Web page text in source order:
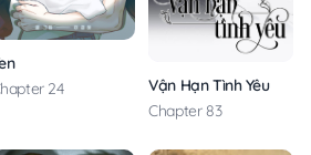
Kế, Tôi Bị Anh Ta Đưa Vào Trại Cải Tạo
24
Vận Hạn Tình Yêu
Chapter 83